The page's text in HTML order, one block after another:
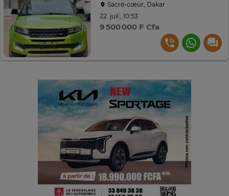
Sacré-cœur, Dakar
22. juil., 10:53
9 500 000 F Cfa